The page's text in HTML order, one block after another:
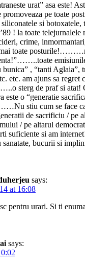
urat” asa este!
pe toate
si botoxatele,
! la toate telejurnalele
crime,
toate
, “tanti Aglaia”,
etc. am ajuns sa regret
sterg de praf si atat!
este o “generatie
stiu cum se face
de sacrificiu / pe
/ pe altarul
suficiente si am
sanatate, bucurii si
says:
at 16:08
pentru urari. Si ti
says: